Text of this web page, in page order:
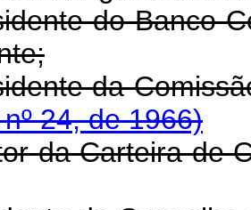
do Banco
da
24, de 1966)
Carteira de